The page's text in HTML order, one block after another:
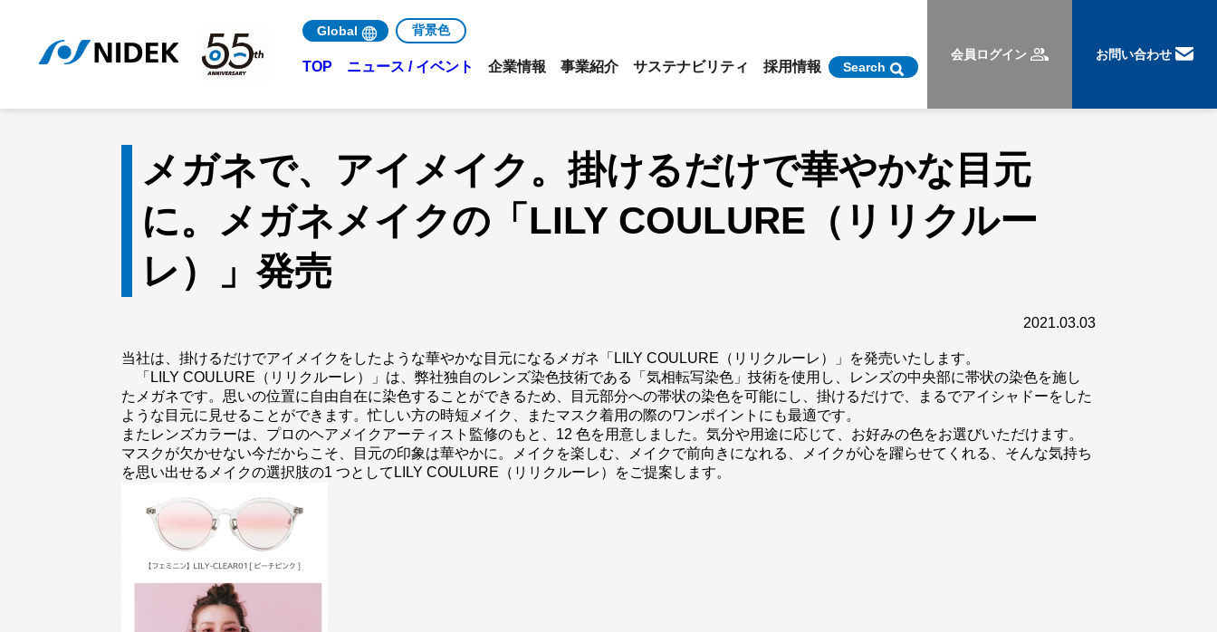
Global 背景色
TOP ニュース / イベント 企業情報 事業紹介 サステナビリティ 採用情報 Search
会員ログイン お問い合わせ
メガネで、アイメイク。掛けるだけで華やかな目元
に。メガネメイクの「LILY COULURE（リリクルー
レ）」発売
2021.03.03
当社は、掛けるだけでアイメイクをしたような華やかな目元になるメガネ「LILY COULURE（リリクルーレ）」を発売いたします。
「LILY COULURE（リリクルーレ）」は、弊社独自のレンズ染色技術である「気相転写染色」技術を使用し、レンズの中央部に帯状の染色を施し
たメガネです。思いの位置に自由自在に染色することができるため、目元部分への帯状の染色を可能にし、掛けるだけで、まるでアイシャドーをした
ような目元に見せることができます。忙しい方の時短メイク、またマスク着用の際のワンポイントにも最適です。
またレンズカラーは、プロのヘアメイクアーティスト監修のもと、12 色を用意しました。気分や用途に応じて、お好みの色をお選びいただけます。
マスクが欠かせない今だからこそ、目元の印象は華やかに。メイクを楽しむ、メイクで前向きになれる、メイクが心を躍らせてくれる、そんな気持ち
を思い出せるメイクの選択肢の1 つとしてLILY COULURE（リリクルーレ）をご提案します。